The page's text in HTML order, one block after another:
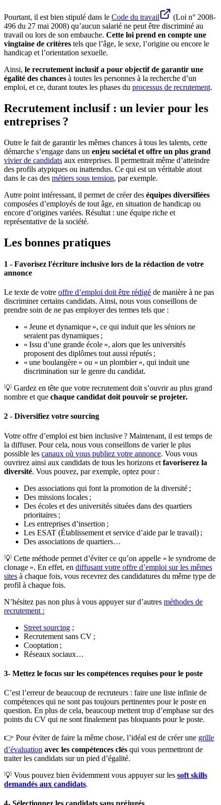
Pourtant, il est bien stipulé dans le Code du travail
(Loi n° 2008-
496 du 27 mai 2008) qu’aucun salarié ne peut être discriminé au
travail ou lors de son embauche. Cette loi prend en compte une
vingtaine de critères tels que l’âge, le sexe, l’origine ou encore le
handicap et l’orientation sexuelle.
Ainsi, le recrutement inclusif a pour objectif de garantir une
égalité des chances à toutes les personnes à la recherche d’un
emploi, et ce, durant toutes les phases du processus de recrutement.
Recrutement inclusif : un levier pour les
entreprises ?
Outre le fait de garantir les mêmes chances à tous les talents, cette
démarche s’engage dans un enjeu sociétal et offre un plus grand
vivier de candidats aux entreprises. Il permettrait même d’atteindre
des profils atypiques ou inattendus. Ce qui est un véritable atout
dans le cas des métiers sous tension, par exemple.
Autre point intéressant, il permet de créer des équipes diversifiées
composées d’employés de tout âge, en situation de handicap ou
encore d’origines variées. Résultat : une équipe riche et
représentative de la société.
Les bonnes pratiques
1 - Favorisez l'écriture inclusive lors de la rédaction de votre
annonce
Le texte de votre offre d’emploi doit être rédigé de manière à ne pas
discriminer certains candidats. Ainsi, nous vous conseillons de
prendre soin de ne pas employer des termes tels que :
« Jeune et dynamique », ce qui induit que les séniors ne
seraient pas dynamiques ;
« Issu d’une grande école », alors que les universités
proposent des diplômes tout aussi réputés ;
« une boulangère » ou « un plombier », qui induit une
discrimination sur le genre du candidat.
💡 Gardez en tête que votre recrutement doit s’ouvrir au plus grand
nombre et que chaque candidat doit pouvoir se projeter.
2 - Diversifiez votre sourcing
Votre offre d’emploi est bien inclusive ? Maintenant, il est temps de
la diffuser. Pour cela, nous vous conseillons de varier le plus
possible les canaux où vous publiez votre annonce. Vous vous
ouvrirez ainsi aux candidats de tous les horizons et favoriserez la
diversité. Vous pouvez, par exemple, optez pour :
Des associations qui font la promotion de la diversité ;
Des missions locales ;
Des écoles et des universités situées dans des quartiers
prioritaires ;
Les entreprises d’insertion ;
Les ESAT (Établissement et service d’aide par le travail) ;
Des associations de quartiers…
💡 Cette méthode permet d’éviter ce qu’on appelle « le syndrome de
clonage ». En effet, en diffusant votre offre d’emploi sur les mêmes
sites à chaque fois, vous recevrez des candidatures du même type de
profil à chaque fois.
N’hésitez pas non plus à vous appuyer sur d’autres méthodes de
recrutement :
Street sourcing ;
Recrutement sans CV ;
Cooptation ;
Réseaux sociaux…
3- Mettez le focus sur les compétences requises pour le poste
C’est l’erreur de beaucoup de recruteurs : faire une liste infinie de
compétences qui ne sont pas toujours pertinentes pour le poste en
question. En plus de cela, beaucoup mettent trop d’emphase sur des
points du CV qui ne sont finalement pas bloquants pour le poste.
👉 Pour éviter de faire la même chose, l’idéal est de créer une grille
d’évaluation avec les compétences clés qui vous permettront de
traiter les candidats sur un pied d’égalité.
💡 Vous pouvez bien évidemment vous appuyer sur les soft skills
demandés aux candidats.